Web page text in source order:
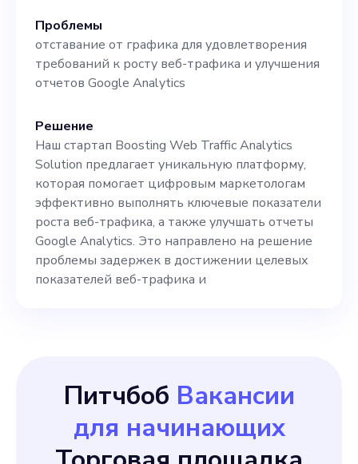
директор будет напрямую
взаимодействовать с
заинтересованными
сторонами и влиять на то, в
каком направлении мы
будем двигаться как
бизнес. Идеальные
кандидаты должны иметь
богатый опыт
программирования,
должностях в
технологических
Проблемы
отставание от графика для удовлетворения
требований к росту веб-трафика и улучшения
отчетов Google Analytics
Решение
Наш стартап Boosting Web Traffic Analytics
Solution предлагает уникальную платформу,
которая помогает цифровым маркетологам
эффективно выполнять ключевые показатели
роста веб-трафика, а также улучшать отчеты
Google Analytics. Это направлено на решение
проблемы задержек в достижении целевых
показателей веб-трафика и
Питчбоб Вакансии
для начинающих